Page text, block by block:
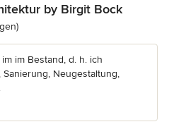
by Birgit Bock
5 von 5 Sternen
im Bestand, d. h. ich
Neugestaltung,